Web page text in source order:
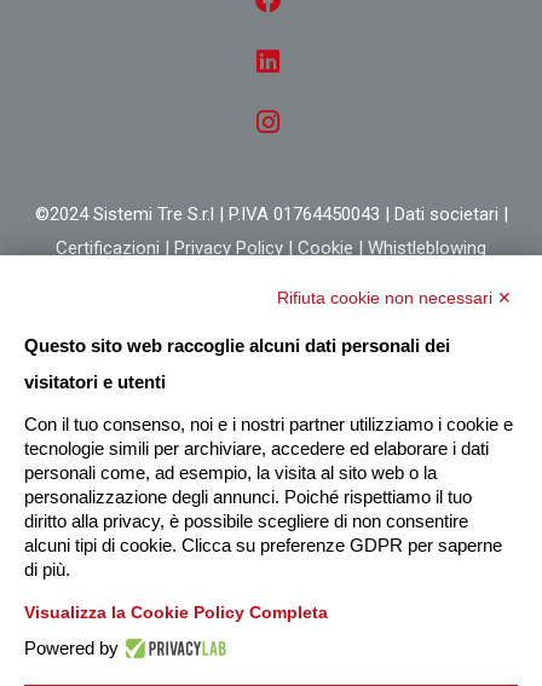
©2024 Sistemi Tre S.r.l | P.IVA 01764450043 | Dati societari |
Certificazioni | Privacy Policy | Cookie | Whistleblowing
Rifiuta cookie non necessari ✕
Questo sito web raccoglie alcuni dati personali dei
visitatori e utenti
Con il tuo consenso, noi e i nostri partner utilizziamo i cookie e
tecnologie simili per archiviare, accedere ed elaborare i dati
personali come, ad esempio, la visita al sito web o la
personalizzazione degli annunci. Poiché rispettiamo il tuo
diritto alla privacy, è possibile scegliere di non consentire
alcuni tipi di cookie. Clicca su preferenze GDPR per saperne
di più.
Visualizza la Cookie Policy Completa
Powered by